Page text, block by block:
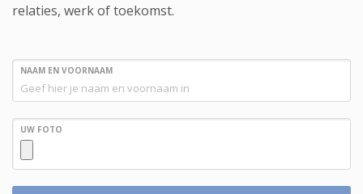
relaties, werk of toekomst.
NAAM EN VOORNAAM
UW FOTO